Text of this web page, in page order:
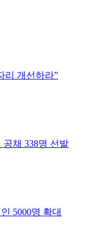
리 개선하라”
공채 338명 선발
5000명 확대